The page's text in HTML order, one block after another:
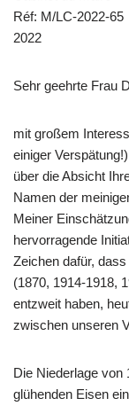
Réf: M/LC-
2022
Sehr geehrte Frau
mit großem
einiger
über die Absicht
Namen der
Meiner
hervorragende
Zeichen dafür,
(1870, 1914-1918,
entzweit haben,
zwischen unseren
Die Niederlage von
glühenden Eisen